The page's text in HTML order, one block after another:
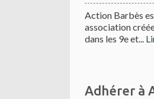
Action Barbès
association
dans les 9e et...
Adhérer à